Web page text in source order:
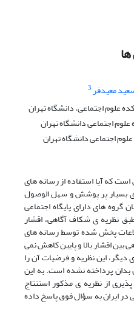
معیدفر3
علوم اجتماعی، دانشگاه تهران
اجتماعی دانشگاه تهران
اجتماعی دانشگاه تهران
که آیا استفاده از رسانه ‏های
بسیار پر پوشش و سهل ‏الوصول
های دارای پایگاه اجتماعی
نظریه ی شکاف آگاهی، اقشار
پخش ‏شده توسط رسانه‏ های
اقشار بالا و پایین کاهش نمی
این نظریه و فرضیات آن را
بدان پرداخته نشده است. به این
از نظریه ی مذکور استنتاج
در ایران به سؤال فوق پاسخ داده